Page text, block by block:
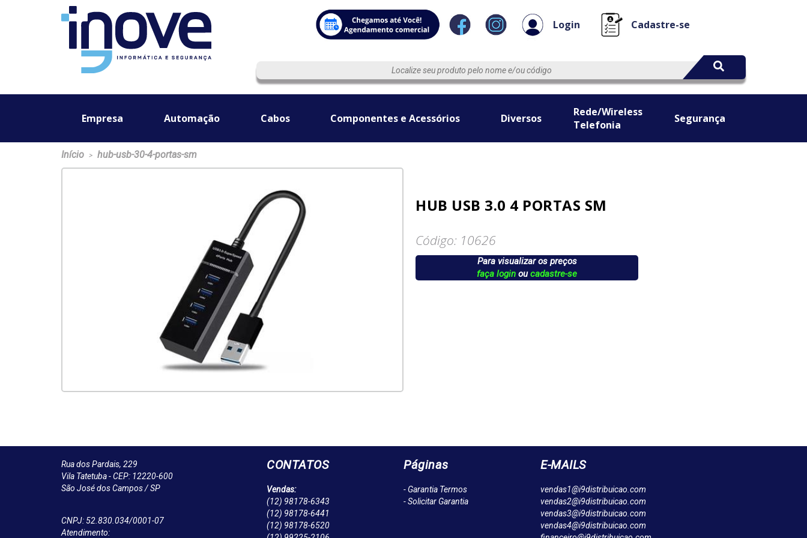
Login Cadastre-se
Empresa Automação Cabos Componentes e Acessórios Diversos
Rede/Wireless
Telefonia
Segurança
Início > hub-usb-30-4-portas-sm
HUB USB 3.0 4 PORTAS SM
Código: 10626
Para visualizar os preços
faça login oucadastre-se
Rua dos Pardais, 229
Vila Tatetuba - CEP: 12220-600
São José dos Campos / SP
CNPJ: 52.830.034/0001-07
Atendimento:
CONTATOS
Vendas:
(12) 98178-6343
(12) 98178-6441
(12) 98178-6520
Páginas
- Garantia Termos
- Solicitar Garantia
E-MAILS
vendas1@i9distribuicao.com
vendas2@i9distribuicao.com
vendas3@i9distribuicao.com
vendas4@i9distribuicao.com